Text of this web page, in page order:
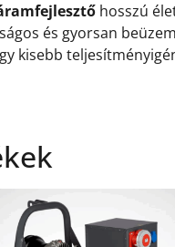
hosszú
és gyorsan
kisebb